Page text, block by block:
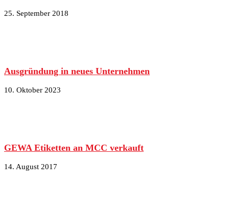
25. September 2018
Ausgründung in neues Unternehmen
10. Oktober 2023
GEWA Etiketten an MCC verkauft
14. August 2017